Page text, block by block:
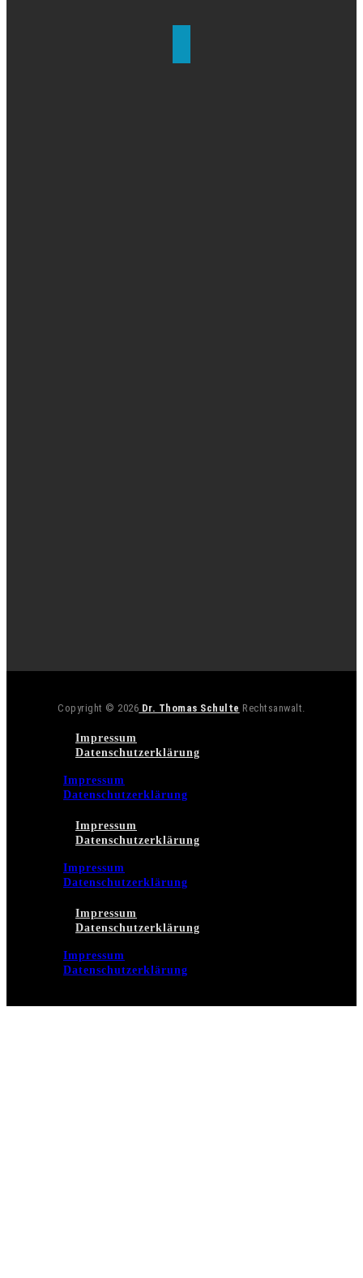
Copyright © 2026 Dr. Thomas Schulte Rechtsanwalt.
Impressum
Datenschutzerklärung
Impressum
Datenschutzerklärung
Impressum
Datenschutzerklärung
Impressum
Datenschutzerklärung
Impressum
Datenschutzerklärung
Impressum
Datenschutzerklärung